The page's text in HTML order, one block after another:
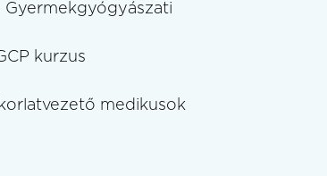
Gyermekgyógyászati
kurzus
medikusok